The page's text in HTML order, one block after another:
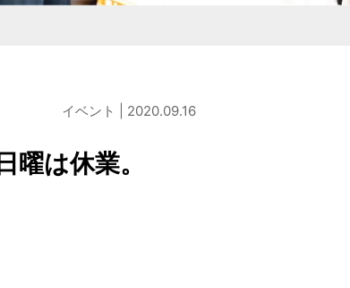
たい方
検討している企業様
販店 M&Aコンサルティング
イベント | 2020.09.16
は休業。